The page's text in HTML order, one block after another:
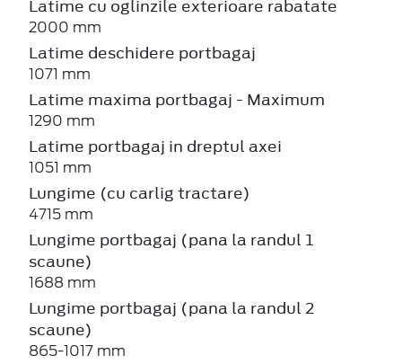
Latime cu oglinzile exterioare rabatate
2000 mm
Latime deschidere portbagaj
1071 mm
Latime maxima portbagaj - Maximum
1290 mm
Latime portbagaj in dreptul axei
1051 mm
Lungime (cu carlig tractare)
4715 mm
Lungime portbagaj (pana la randul 1
scaune)
1688 mm
Lungime portbagaj (pana la randul 2
scaune)
865-1017 mm